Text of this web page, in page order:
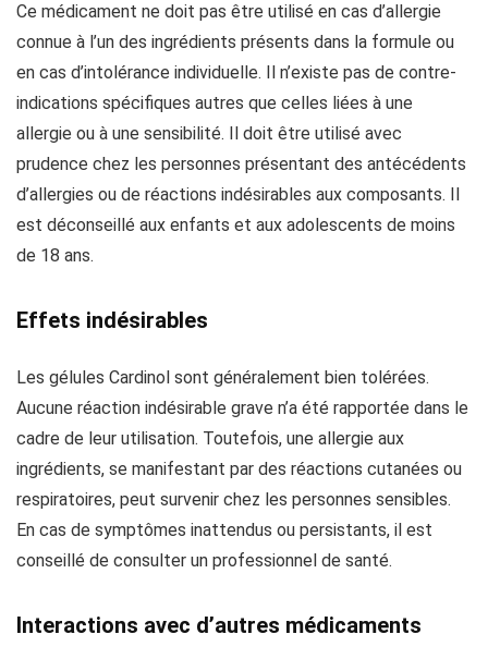
Ce médicament ne doit pas être utilisé en cas d’allergie
connue à l’un des ingrédients présents dans la formule ou
en cas d’intolérance individuelle. Il n’existe pas de contre-
indications spécifiques autres que celles liées à une
allergie ou à une sensibilité. Il doit être utilisé avec
prudence chez les personnes présentant des antécédents
d’allergies ou de réactions indésirables aux composants. Il
est déconseillé aux enfants et aux adolescents de moins
de 18 ans.
Effets indésirables
Les gélules Cardinol sont généralement bien tolérées.
Aucune réaction indésirable grave n’a été rapportée dans le
cadre de leur utilisation. Toutefois, une allergie aux
ingrédients, se manifestant par des réactions cutanées ou
respiratoires, peut survenir chez les personnes sensibles.
En cas de symptômes inattendus ou persistants, il est
conseillé de consulter un professionnel de santé.
Interactions avec d’autres médicaments